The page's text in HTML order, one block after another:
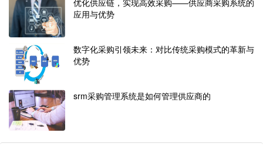
优化供应链，实现高效采购——供应商采购系统的
应用与优势
数字化采购引领未来：对比传统采购模式的革新与
优势
srm采购管理系统是如何管理供应商的